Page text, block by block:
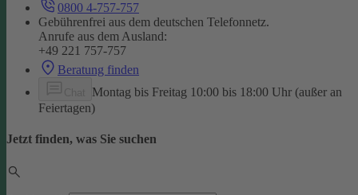
0800 4-757-757
Gebührenfrei aus dem deutschen Telefonnetz.
Anrufe aus dem Ausland:
+49 221 757-757
Beratung finden
Montag bis Freitag 10:00 bis 18:00 Uhr (außer an
Feiertagen)
Jetzt finden, was Sie suchen